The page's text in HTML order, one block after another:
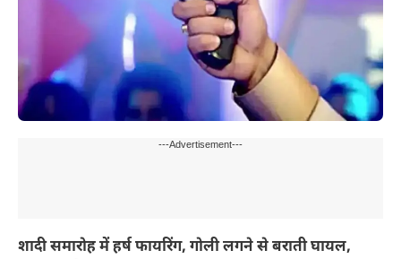
---Advertisement---
शादी समारोह में हर्ष फायरिंग, गोली लगने से बराती घायल,